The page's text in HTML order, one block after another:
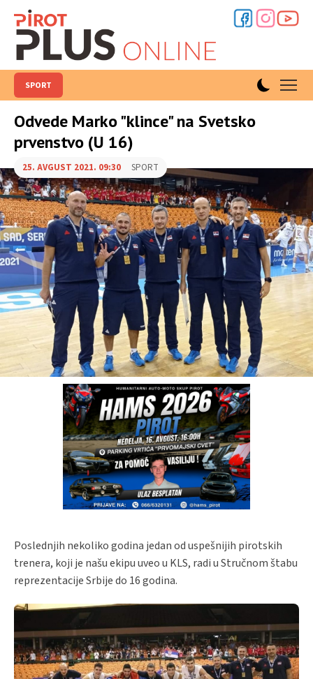
SPORT
Odvede Marko "klince" na Svetsko
prvenstvo (U 16)
25. AVGUST 2021. 09:30 SPORT
Poslednjih nekoliko godina jedan od uspešnijih pirotskih
trenera, koji je našu ekipu uveo u KLS, radi u Stručnom štabu
reprezentacije Srbije do 16 godina.